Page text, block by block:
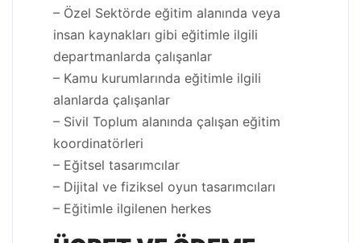
– Özel Sektörde eğitim alanında veya
insan kaynakları gibi eğitimle ilgili
departmanlarda çalışanlar
– Kamu kurumlarında eğitimle ilgili
alanlarda çalışanlar
– Sivil Toplum alanında çalışan eğitim
koordinatörleri
– Eğitsel tasarımcılar
– Dijital ve fiziksel oyun tasarımcıları
– Eğitimle ilgilenen herkes